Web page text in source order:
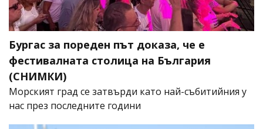
Бургас за пореден път доказа, че е
фестивалната столица на България
(СНИМКИ)
Морският град се затвърди като най-събитийния у
нас през последните години